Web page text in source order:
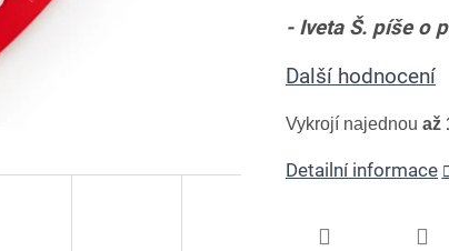
- Iveta Š. píše o
Další hodnocení
Vykrojí najednou až
Detailní informace